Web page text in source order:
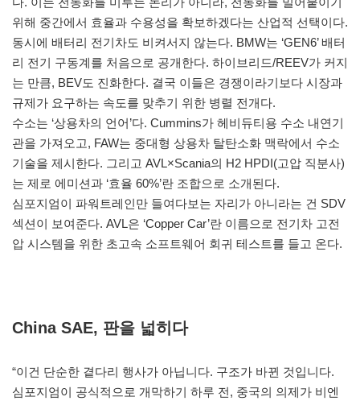
위해 중간에서 효율과 수용성을 확보하겠다는 산업적 선택이다.
동시에 배터리 전기차도 비켜서지 않는다. BMW는 ‘GEN6’ 배터
리 전기 구동계를 처음으로 공개한다. 하이브리드/REEV가 커지
는 만큼, BEV도 진화한다. 결국 이들은 경쟁이라기보다 시장과
규제가 요구하는 속도를 맞추기 위한 병렬 전개다.
수소는 ‘상용차의 언어’다. Cummins가 헤비듀티용 수소 내연기
관을 가져오고, FAW는 중대형 상용차 탈탄소화 맥락에서 수소
기술을 제시한다. 그리고 AVL×Scania의 H2 HPDI(고압 직분사)
는 제로 에미션과 ‘효율 60%’란 조합으로 소개된다.
심포지엄이 파워트레인만 들여다보는 자리가 아니라는 건 SDV
섹션이 보여준다. AVL은 ‘Copper Car’란 이름으로 전기차 고전
압 시스템을 위한 초고속 소프트웨어 회귀 테스트를 들고 온다.
China SAE, 판을 넓히다
“이건 단순한 곁다리 행사가 아닙니다. 구조가 바뀐 것입니다.
심포지엄이 공식적으로 개막하기 하루 전, 중국의 의제가 비엔